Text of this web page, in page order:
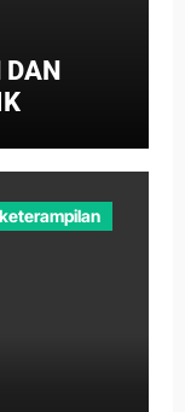
DAN
keterampilan